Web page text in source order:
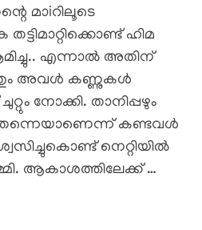
മാiറിലൂടെ
ഹിമ
എന്നാൽ അതിന്
അവൾ കണ്ണുകൾ
നോക്കി. താനിപ്പഴും
തന്നെയാണെന്ന് കണ്ടവൾ
നെറ്റിയിൽ
ആകാശത്തിലേക്ക് …